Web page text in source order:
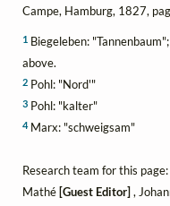
Campe, Hamburg, 1827,
1Biegeleben:
above.
2Pohl: "Nord'"
3Pohl: "kalter"
4Marx: "schweigsam"
Research team for this
Mathé [Guest Editor] ,